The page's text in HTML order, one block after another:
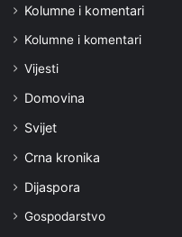
Kolumne i komentari
Kolumne i komentari
Vijesti
Domovina
Svijet
Crna kronika
Dijaspora
Gospodarstvo